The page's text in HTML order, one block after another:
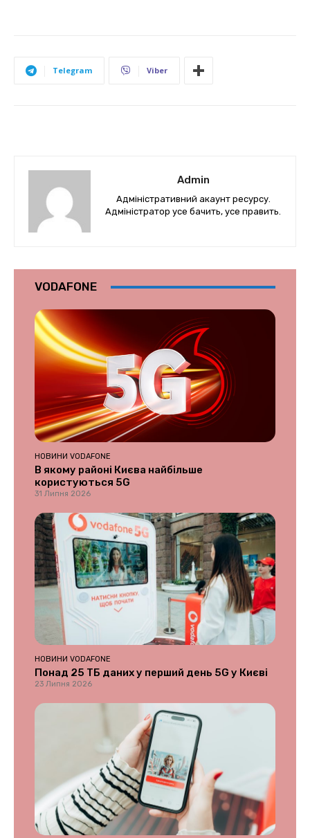
Telegram Viber
Admin
Адміністративний акаунт ресурсу.
Адміністратор усе бачить, усе править.
VODAFONE
НОВИНИ VODAFONE
В якому районі Києва найбільше
користуються 5G
31 Липня 2026
НОВИНИ VODAFONE
Понад 25 ТБ даних у перший день 5G у Києві
23 Липня 2026